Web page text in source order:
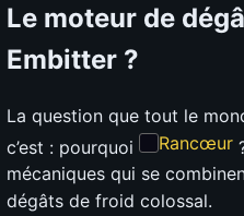
Le moteur de
Embitter ?
La question que tout le
c’est : pourquoi
Rancœur
mécaniques qui se
dégâts de froid colossal.